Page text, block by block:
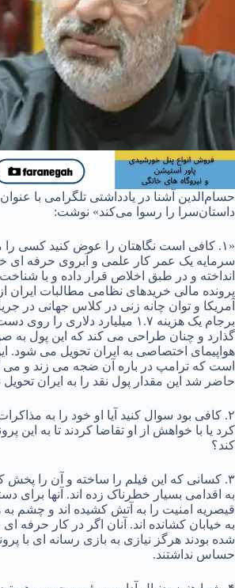
حسام‌الدین آشنا در یادداشتی تلگرامی با
داستان‌سرا را رسوا می‌کند» نوشت:
«۱. کافی است نگاهتان را عوض کنید کسی را
سرمایه یک عمر کار علمی و آبروی حرفه ای
انداخته و در طبق اخلاص قرار داده و با
پرونده مالی خریدهای نظامی مطالبات ایران
آمریکا و توان چانه زنی در کلاس جهانی در
برجام یک هزینه ۱.۷ میلیارد دلاری را
گذارد و چنان طراحی می کند که این پول به
هواپیمای اختصاصی به ایران تحویل می شود.
است که ترامپ در باره آن ضجه می زند و می
حاضر شد این مقدار پول نقد را به ایران تحویل
۲. کافی بود سوال کنید آیا او خود را به
کرد یا با خواهش از او تقاضا کردند تا به این
کند؟
۳. کسانی که این فیلم را ساخته و آن را پخش
به اقدامی بسیار خطرناک زده اند. آنها برای
قیصریه امنیت را به آتش کشیده اند و چشم
به خیابان کشانده اند. آنان اگر در کار حرفه
شده بودند هرگز نیازی به بازی رسانه ای با
حساس نداشتند.